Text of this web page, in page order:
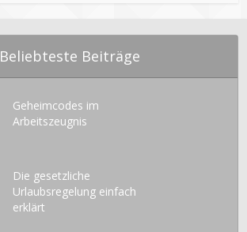
Beliebteste Beiträge
Geheimcodes im
Arbeitszeugnis
Die gesetzliche
Urlaubsregelung einfach
erklärt